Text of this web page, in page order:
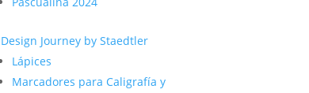
Design Journey by Staedtler
Lápices
Marcadores para Caligrafía y